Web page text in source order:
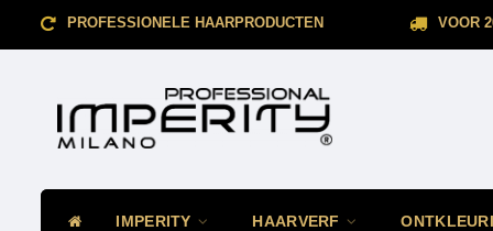
PROFESSIONELE HAARPRODUCTEN VOOR
IMPERITY HAARVERF